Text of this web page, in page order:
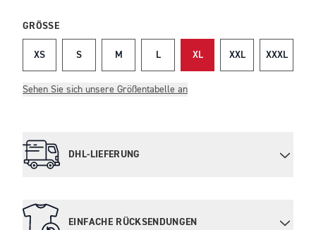
GRÖSSE
XS S M L XL XXL XXXL
Sehen Sie sich unsere Größentabelle an
DHL-LIEFERUNG
EINFACHE RÜCKSENDUNGEN